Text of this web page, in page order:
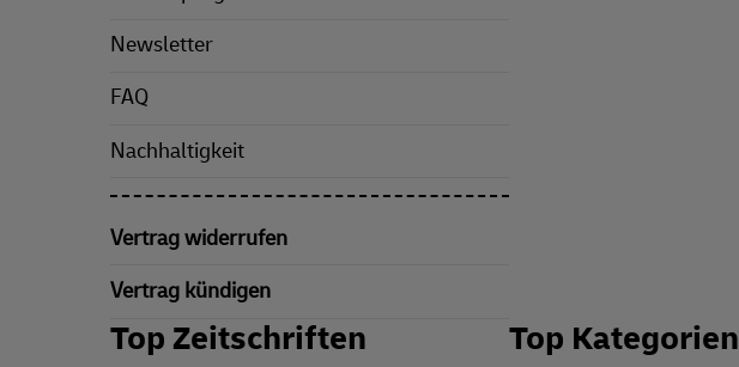
Newsletter
FAQ
Nachhaltigkeit
Vertrag widerrufen
Vertrag kündigen
Top Zeitschriften Top Kategorien